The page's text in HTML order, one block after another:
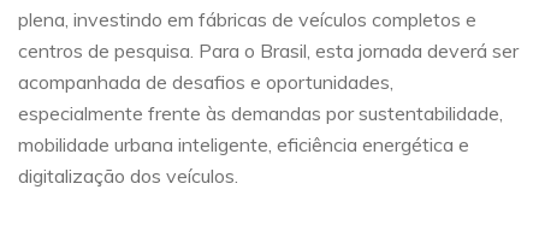
plena, investindo em fábricas de veículos completos e
centros de pesquisa. Para o Brasil, esta jornada deverá ser
acompanhada de desafios e oportunidades,
especialmente frente às demandas por sustentabilidade,
mobilidade urbana inteligente, eficiência energética e
digitalização dos veículos.